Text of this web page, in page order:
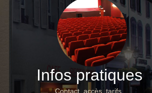
Infos pratiques
Contact, accès, tarifs…